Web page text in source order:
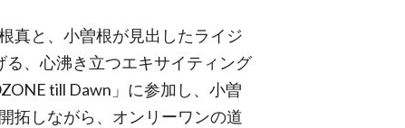
真と、小曽根が見出したライジ
、心沸き立つエキサイティング
till Dawn」に参加し、小曽
拓しながら、オンリーワンの道